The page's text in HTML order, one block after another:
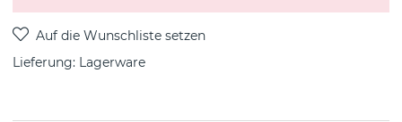
Lieferung: Lagerware